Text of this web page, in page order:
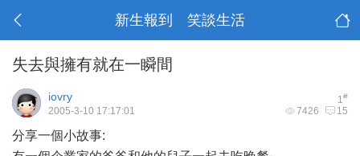
新生報到 笑談生活
失去與擁有就在一瞬間
1#
iovry
7426 15
2005-3-10 17:17:01
分享一個小故事: